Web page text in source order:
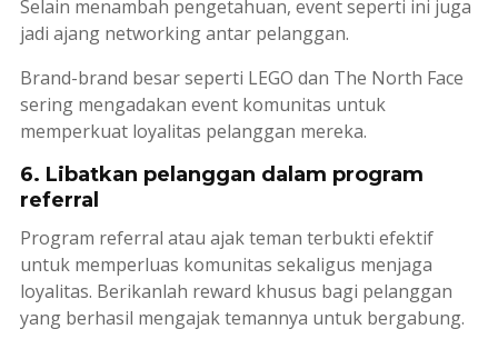
Selain menambah pengetahuan, eventseperti ini juga
jadi ajang networkingantar pelanggan.
Brand-brand besar seperti LEGO dan The North Face
sering mengadakan event komunitas untuk
memperkuat loyalitas pelanggan mereka.
6. Libatkan pelanggan dalam program
referral
Program referral atau ajak teman terbukti efektif
untuk memperluas komunitas sekaligus menjaga
loyalitas. Berikanlah reward khusus bagi pelanggan
yang berhasil mengajak temannya untuk bergabung.